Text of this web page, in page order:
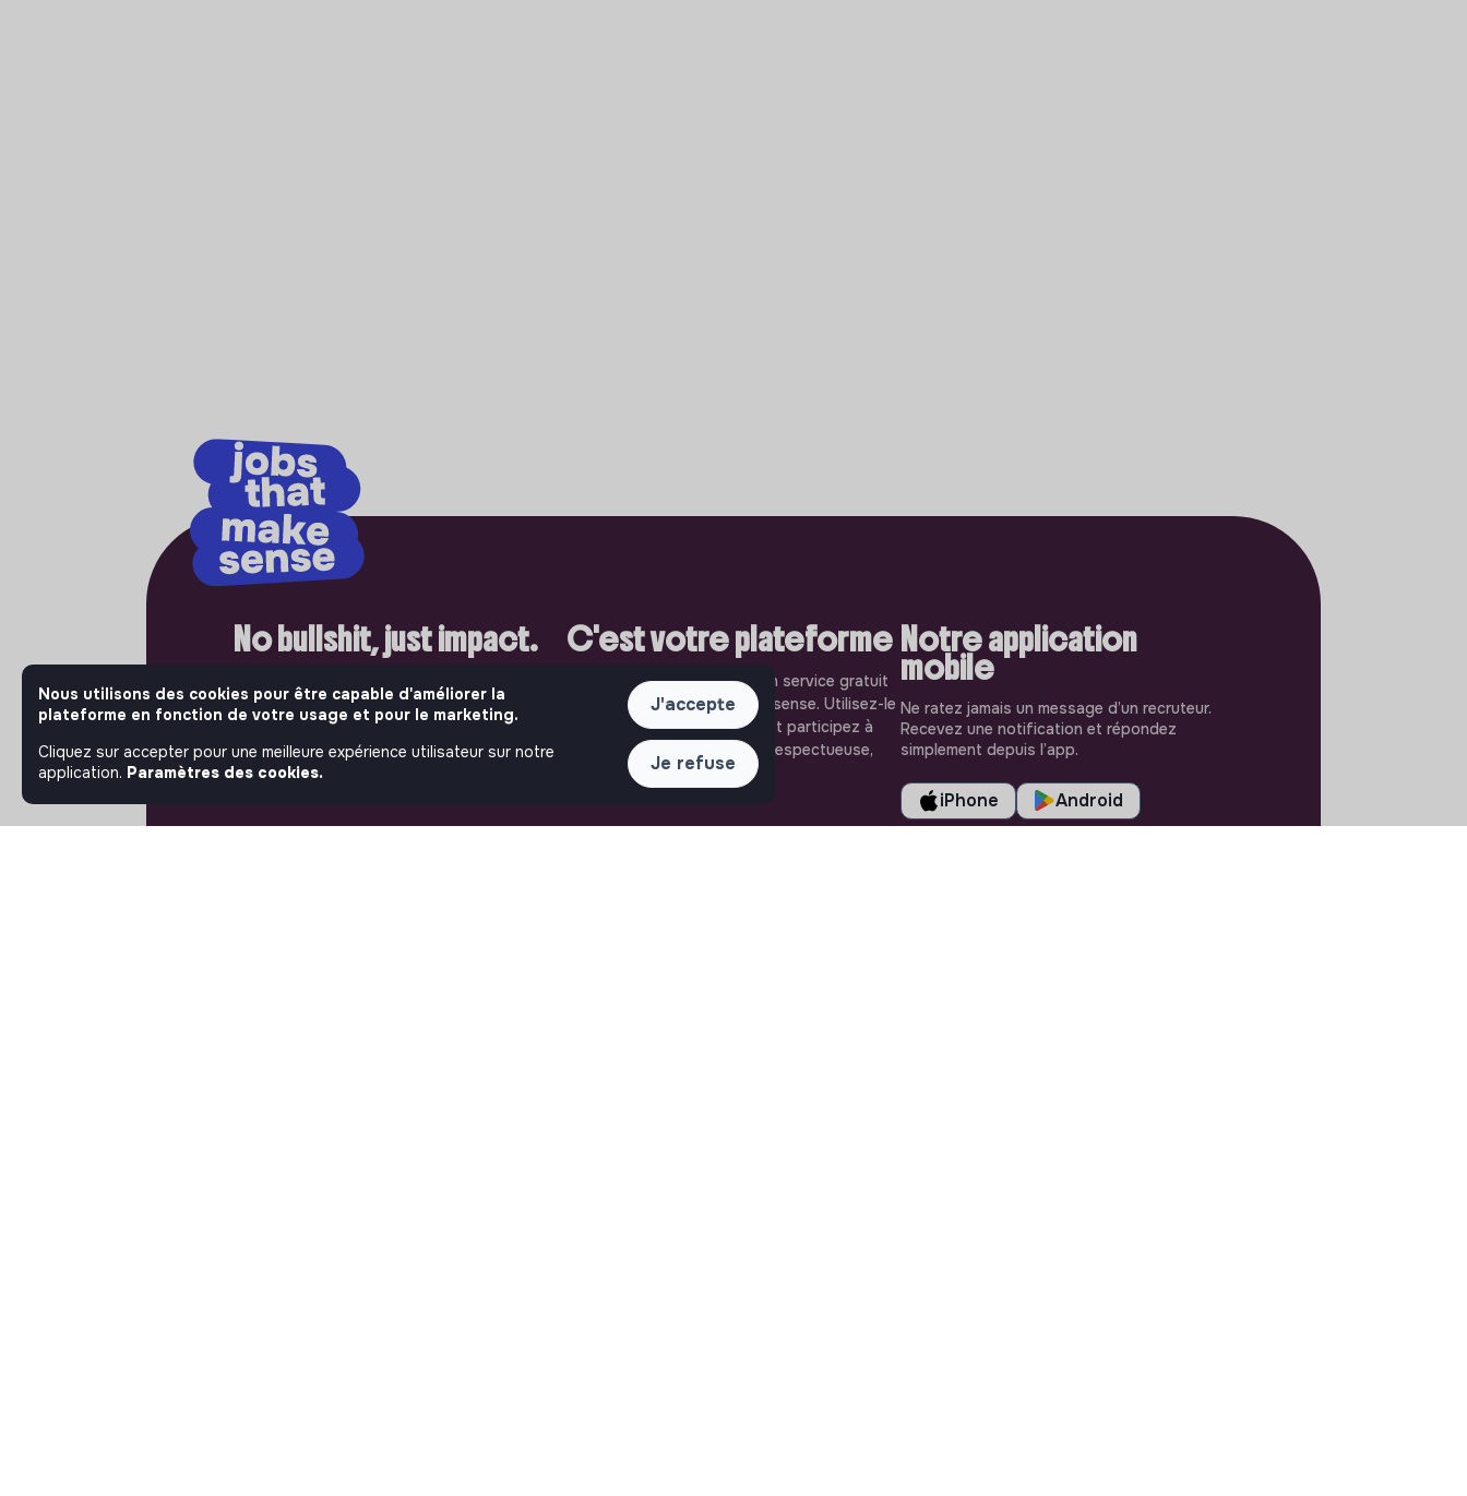
No bullshit, just impact.
Jobs that make sense, les acteurs les plus
ambitieux de l'économie sociale et solidaire
publient leurs offres d'emploi. Rejoignez-les
et passez à l'action.
C'est votre plateforme
Jobs that make sense est un service gratuit
porté par l'association makesense. Utilisez-le
pour accélerer votre projet et participez à
construire une société plus respectueuse,
inclusive et durable.
Notre application
mobile
Ne ratez jamais un message d’un recruteur.
Recevez une notification et répondez
simplement depuis l’app.
iPhone Android
Nous utilisons des cookies pour être capable d'améliorer la
plateforme en fonction de votre usage et pour le marketing.
Cliquez sur accepter pour une meilleure expérience utilisateur sur notre
application. Paramètres des cookies.
J'accepte
Je refuse